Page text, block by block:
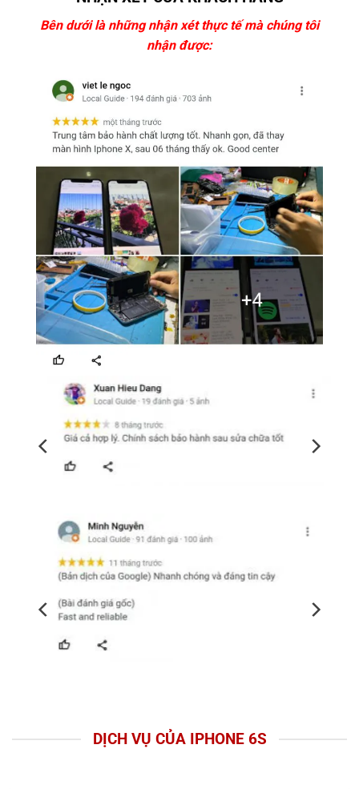
Bên dưới là những nhận xét thực tế mà chúng tôi
nhận được:
DỊCH VỤ CỦA IPHONE 6S